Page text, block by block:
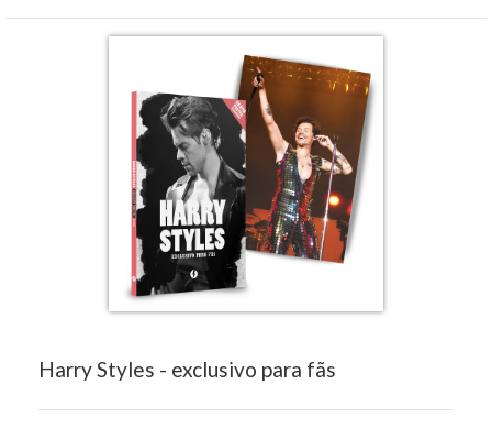
Harry Styles - exclusivo para fãs